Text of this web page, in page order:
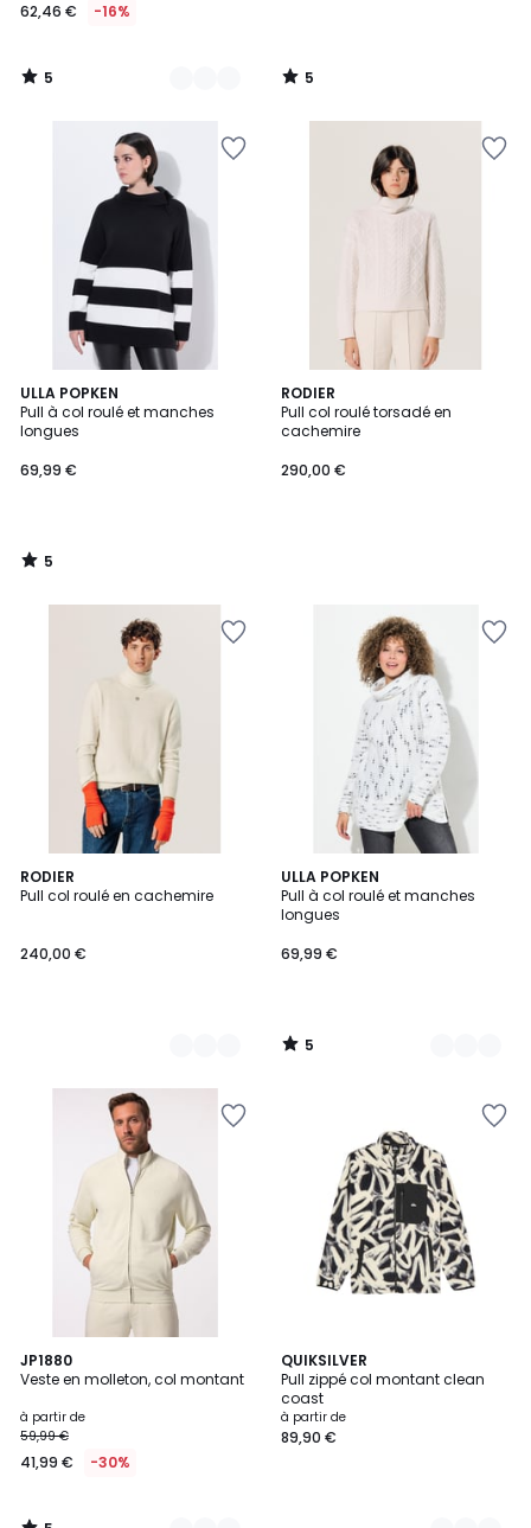
62,46 € -16%
5
/
5
/
ULLA POPKEN
Pull à col roulé et manches
longues
69,99 €
5
/
5
5
/
RODIER
Pull col roulé torsadé en
cachemire
290,00 €
RODIER
Pull col roulé en cachemire
240,00 €
8
Couleurs
ULLA POPKEN
Pull à col roulé et manches
longues
69,99 €
5
/
5
3
Couleurs
5
/
JP1880
Veste en molleton, col montant
à partir de
59,99 €
41,99 € -30%
5
/
3
Couleurs
QUIKSILVER
Pull zippé col montant clean
coast
à partir de
89,90 €
6
Couleurs